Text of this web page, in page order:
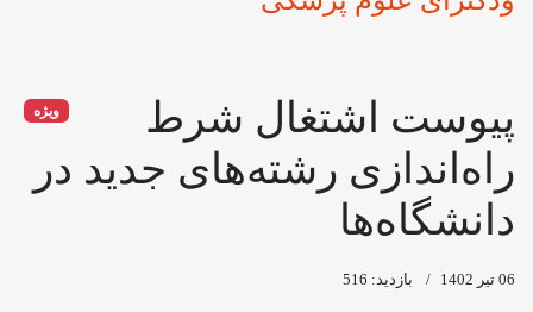
ویژه
پیوست اشتغال شرط
راه‌اندازی رشته‌های جدید در
دانشگاه‌ها
06 تیر 1402 بازدید: 516